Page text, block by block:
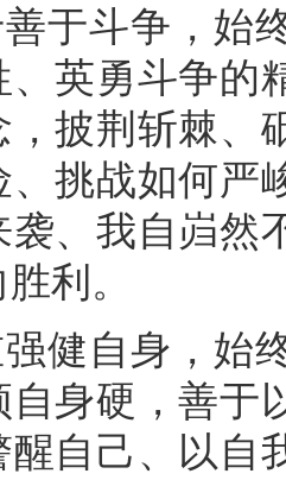
于斗争，始
、英勇斗争的
，披荆斩棘、
、挑战如何严
袭、我自岿然
利。
健自身，始
自身硬，善于
醒自己、以自